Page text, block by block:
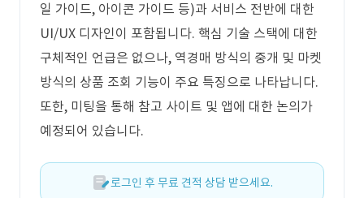
일 가이드, 아이콘 가이드 등)과 서비스 전반에 대한
UI/UX 디자인이 포함됩니다. 핵심 기술 스택에 대한
구체적인 언급은 없으나, 역경매 방식의 중개 및 마켓
방식의 상품 조회 기능이 주요 특징으로 나타납니다.
또한, 미팅을 통해 참고 사이트 및 앱에 대한 논의가
예정되어 있습니다.
로그인 후 무료 견적 상담 받으세요.